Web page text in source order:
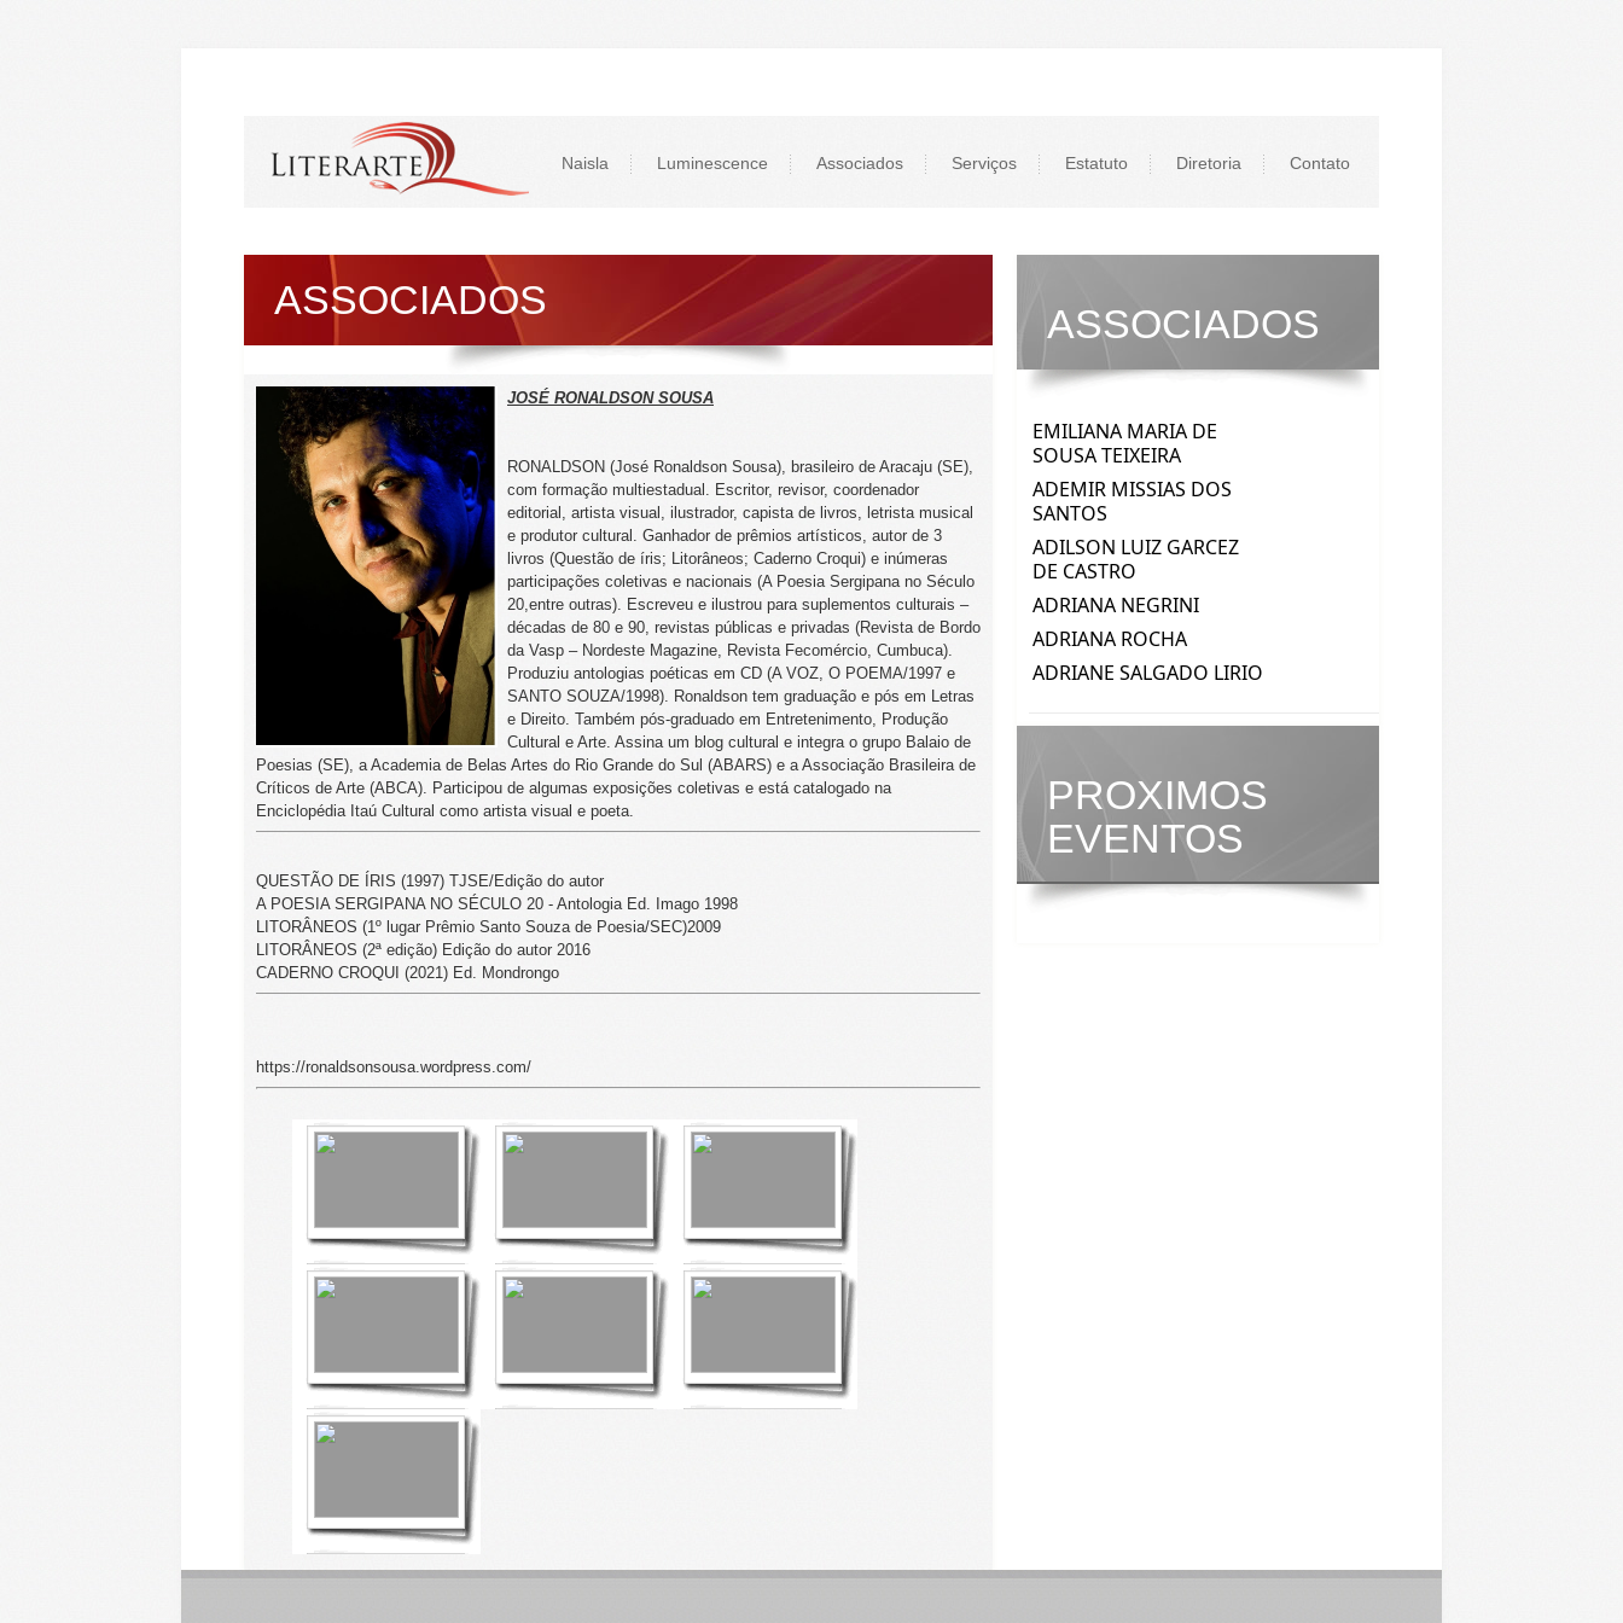
Naisla Luminescence Associados Serviços Estatuto Diretoria Contato
ASSOCIADOS
JOSÉ RONALDSON SOUSA
RONALDSON (José Ronaldson Sousa), brasileiro de Aracaju (SE),
com formação multiestadual. Escritor, revisor, coordenador
editorial, artista visual, ilustrador, capista de livros, letrista musical
e produtor cultural. Ganhador de prêmios artísticos, autor de 3
livros (Questão de íris; Litorâneos; Caderno Croqui) e inúmeras
participações coletivas e nacionais (A Poesia Sergipana no Século
20,entre outras). Escreveu e ilustrou para suplementos culturais –
décadas de 80 e 90, revistas públicas e privadas (Revista de Bordo
da Vasp – Nordeste Magazine, Revista Fecomércio, Cumbuca).
Produziu antologias poéticas em CD (A VOZ, O POEMA/1997 e
SANTO SOUZA/1998). Ronaldson tem graduação e pós em Letras
e Direito. Também pós-graduado em Entretenimento, Produção
Cultural e Arte. Assina um blog cultural e integra o grupo Balaio de
Poesias (SE), a Academia de Belas Artes do Rio Grande do Sul (ABARS) e a Associação Brasileira de
Críticos de Arte (ABCA). Participou de algumas exposições coletivas e está catalogado na
Enciclopédia Itaú Cultural como artista visual e poeta.
QUESTÃO DE ÍRIS (1997) TJSE/Edição do autor
A POESIA SERGIPANA NO SÉCULO 20 - Antologia Ed. Imago 1998
LITORÂNEOS (1º lugar Prêmio Santo Souza de Poesia/SEC)2009
LITORÂNEOS (2ª edição) Edição do autor 2016
CADERNO CROQUI (2021) Ed. Mondrongo
https://ronaldsonsousa.wordpress.com/
ASSOCIADOS
PROXIMOS
EVENTOS